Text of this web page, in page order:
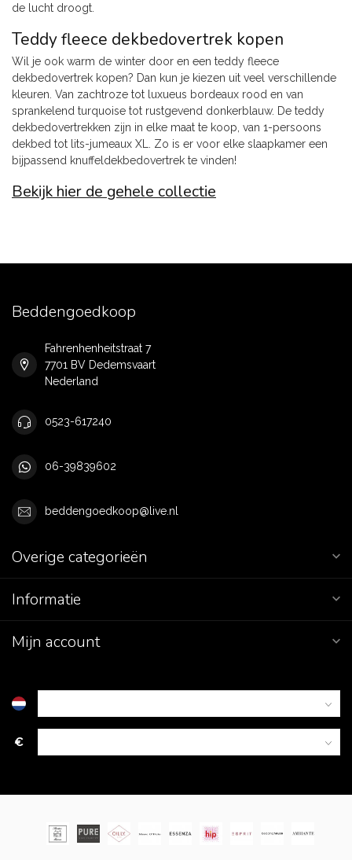
de lucht droogt.
Teddy fleece dekbedovertrek kopen
Wil je ook warm de winter door en een teddy fleece
dekbedovertrek kopen? Dan kun je kiezen uit veel verschillende
kleuren. Van zachtroze tot luxueus bordeaux rood en van
sprankelend turquoise tot rustgevend donkerblauw. De teddy
dekbedovertrekken zijn in elke maat te koop, van 1-persoons
dekbed tot lits-jumeaux XL. Zo is er voor elke slaapkamer een
bijpassend knuffeldekbedovertrek te vinden!
Bekijk hier de gehele collectie
Beddengoedkoop
Fahrenhenheitstraat 7
7701 BV Dedemsvaart
Nederland
0523-617240
06-39839602
beddengoedkoop@live.nl
Overige categorieën
Informatie
Mijn account
€